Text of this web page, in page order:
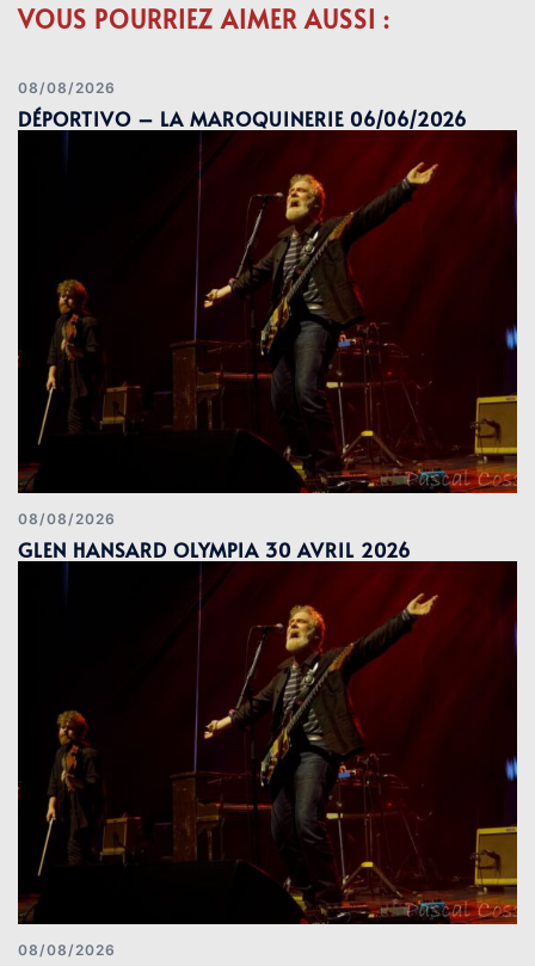
VOUS POURRIEZ AIMER AUSSI :
08/08/2026
DÉPORTIVO – LA MAROQUINERIE 06/06/2026
08/08/2026
GLEN HANSARD OLYMPIA 30 AVRIL 2026
08/08/2026